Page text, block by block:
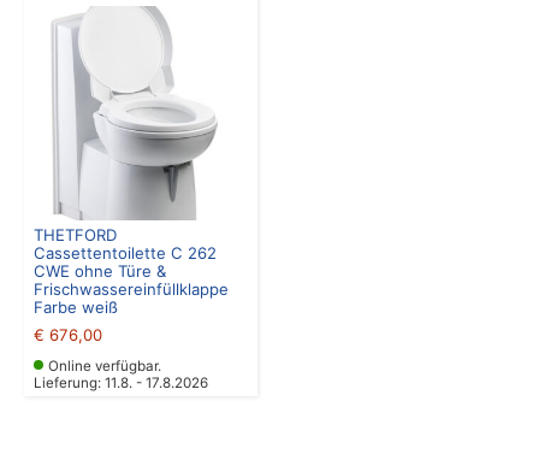
THETFORD
Cassettentoilette C 262
CWE ohne Türe &
Frischwassereinfüllklappe
Farbe weiß
€ 676,00
Online verfügbar.
Lieferung: 11.8. - 17.8.2026